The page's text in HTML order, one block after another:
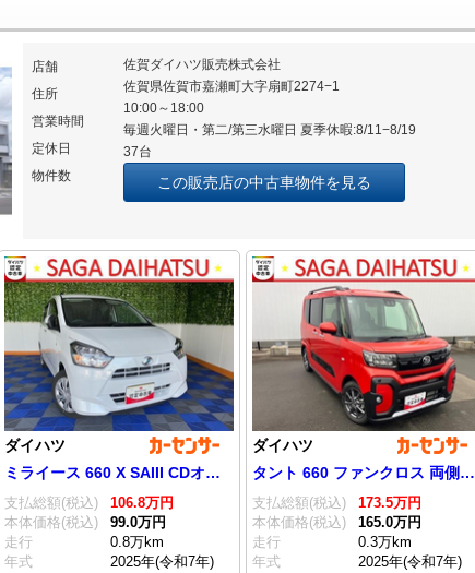
店舗
佐賀ダイハツ販売株式会社
住所
佐賀県佐賀市嘉瀬町大字扇町2274−1
営業時間
10:00～18:00
定休日
毎週火曜日・第二/第三水曜日 夏季休暇:8/11−8/19
物件数
37台
この販売店の中古車物件を見る
ダイハツ
ミライース 660 X SAIII CDオーディオ・エコアイドル・コーナーセン
支払総額(税込) 106.8万円
本体価格(税込)
99.0万円
走行
0.8万km
年式
2025年(令和7年)
ダイハツ
タント 660 ファンクロス 両側電動スライドドア・プッシュボタンスタ
支払総額(税込) 173.5万円
本体価格(税込)
165.0万円
走行
0.3万km
年式
2025年(令和7年)